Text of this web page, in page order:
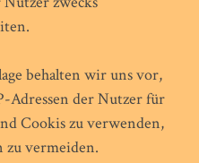
behalten wir uns vor,
Adressen der Nutzer für
Cookis zu verwenden,
zu vermeiden.